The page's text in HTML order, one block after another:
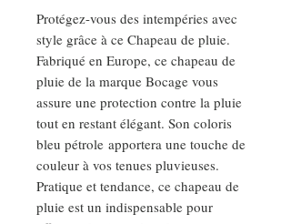
Protégez-vous des intempéries avec
style grâce à ce Chapeau de pluie.
Fabriqué en Europe, ce chapeau de
pluie de la marque Bocage vous
assure une protection contre la pluie
tout en restant élégant. Son coloris
bleu pétrole apportera une touche de
couleur à vos tenues pluvieuses.
Pratique et tendance, ce chapeau de
pluie est un indispensable pour